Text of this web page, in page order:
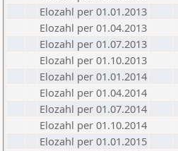
Elozahl per 01.01.2013
Elozahl per 01.04.2013
Elozahl per 01.07.2013
Elozahl per 01.10.2013
Elozahl per 01.01.2014
Elozahl per 01.04.2014
Elozahl per 01.07.2014
Elozahl per 01.10.2014
Elozahl per 01.01.2015